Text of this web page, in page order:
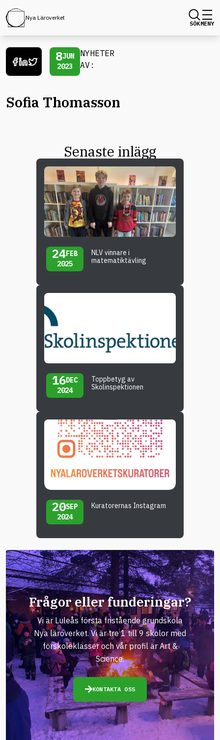
Nya Läroverket
SÖKMENY
8JUN
2023
NYHETER
AV:
Sofia Thomasson
Senaste inlägg
24FEB
2025
NLV vinnare i
matematiktävling
16DEC
2024
Toppbetyg av
Skolinspektionen
20SEP
2024
Kuratorernas Instagram
Frågor eller funderingar?
Vi är Luleås första fristående grundskola
Nya läroverket. Vi är tre 1 till 9 skolor med
förskoleklasser och vår profil är Art &
Science.
KONTAKTA OSS